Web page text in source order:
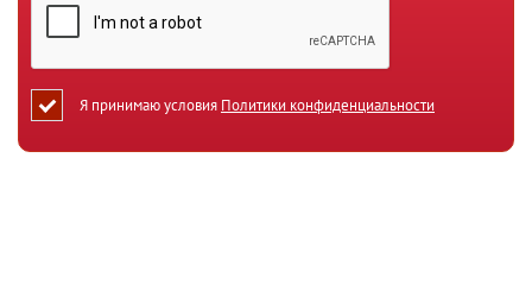
Я принимаю условия Политики конфиденциальности